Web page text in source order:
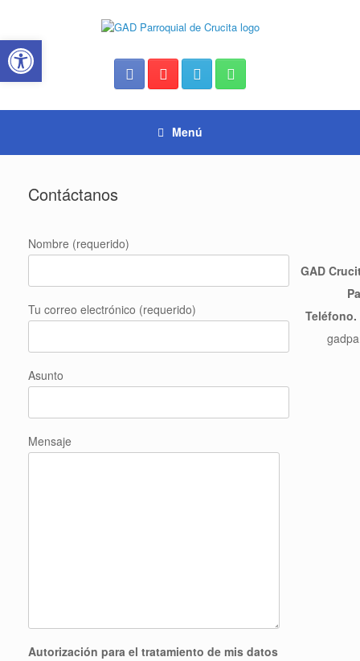
contenido
Menú
Contáctanos
Nombre (requerido)
Tu correo electrónico (requerido)
Asunto
Mensaje
Autorización para el tratamiento de mis datos
GAD
Teléfono.
Abrir barra de herramientas